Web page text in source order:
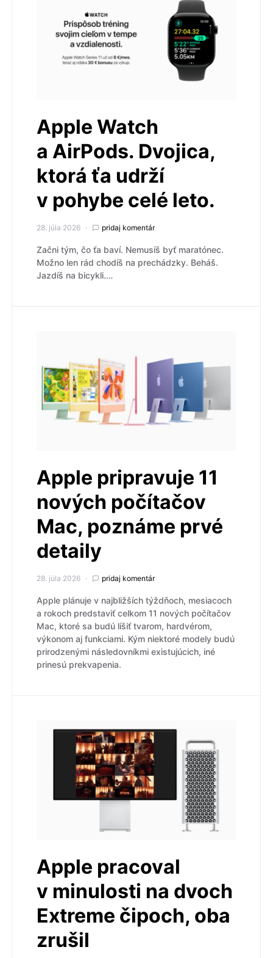
Apple Watch
a AirPods. Dvojica,
ktorá ťa udrží
v pohybe celé leto.
28. júla 2026 pridaj komentár
Začni tým, čo ťa baví. Nemusíš byť maratónec.
Možno len rád chodíš na prechádzky. Beháš.
Jazdíš na bicykli.…
Apple pripravuje 11
nových počítačov
Mac, poznáme prvé
detaily
28. júla 2026 pridaj komentár
Apple plánuje v najbližších týždňoch, mesiacoch
a rokoch predstaviť celkom 11 nových počítačov
Mac, ktoré sa budú líšiť tvarom, hardvérom,
výkonom aj funkciami. Kým niektoré modely budú
prirodzenými následovníkmi existujúcich, iné
prinesú prekvapenia.
Apple pracoval
v minulosti na dvoch
Extreme čipoch, oba
zrušil